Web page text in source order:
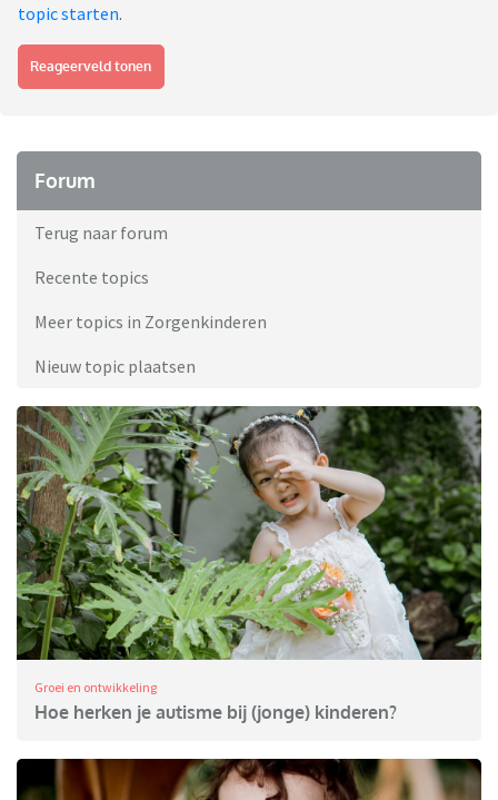
topic starten.
Reageerveld tonen
Forum
Terug naar forum
Recente topics
Meer topics in Zorgenkinderen
Nieuw topic plaatsen
Groei en ontwikkeling
Hoe herken je autisme bij (jonge) kinderen?